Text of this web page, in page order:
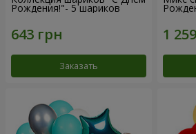
Рождения!"- 5 шариков
Заказать